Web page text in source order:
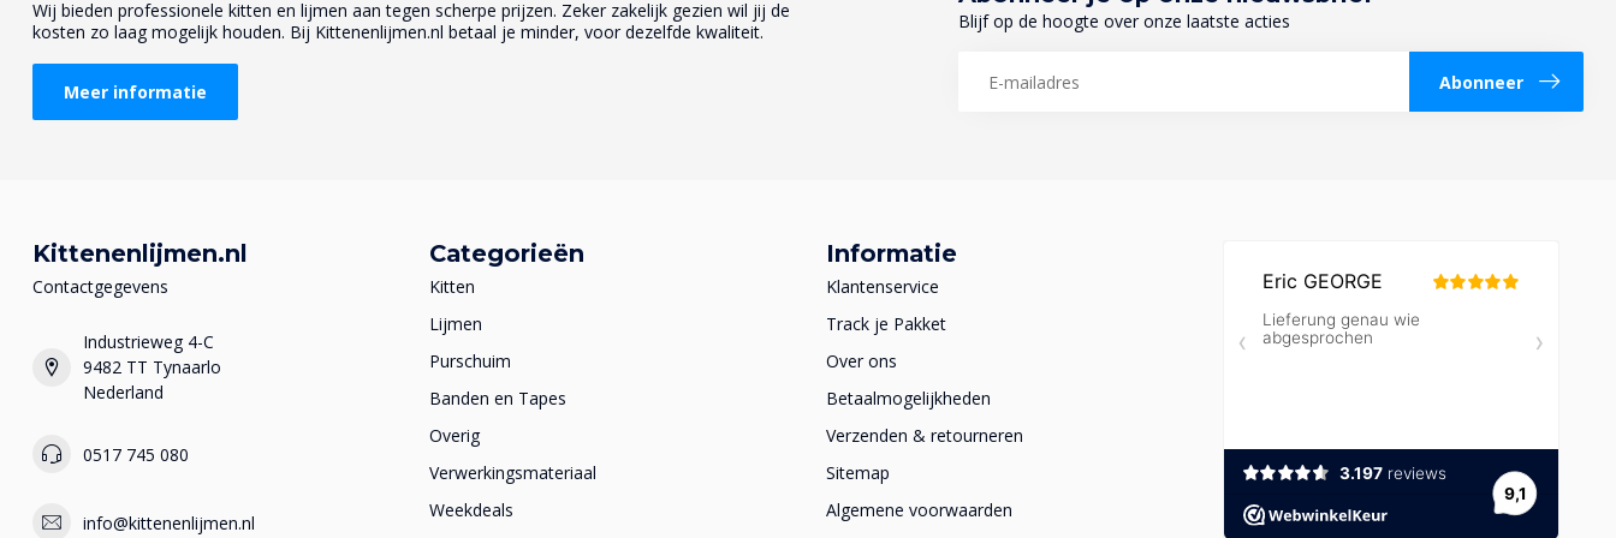
Wij bieden professionele kitten en lijmen aan tegen scherpe prijzen. Zeker zakelijk gezien wil jij de
kosten zo laag mogelijk houden. Bij Kittenenlijmen.nl betaal je minder, voor dezelfde kwaliteit.
Meer informatie
Blijf op de hoogte over onze laatste acties
Abonneer
Kittenenlijmen.nl
Contactgegevens
Industrieweg 4-C
9482 TT Tynaarlo
Nederland
0517 745 080
info@kittenenlijmen.nl
Categorieën
Kitten
Lijmen
Purschuim
Banden en Tapes
Overig
Verwerkingsmateriaal
Weekdeals
Informatie
Klantenservice
Track je Pakket
Over ons
Betaalmogelijkheden
Verzenden & retourneren
Sitemap
Algemene voorwaarden